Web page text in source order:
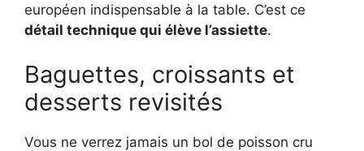
européen indispensable à la table. C’est ce
détail technique qui élève l’assiette.
Baguettes, croissants et
desserts revisités
Vous ne verrez jamais un bol de poisson cru